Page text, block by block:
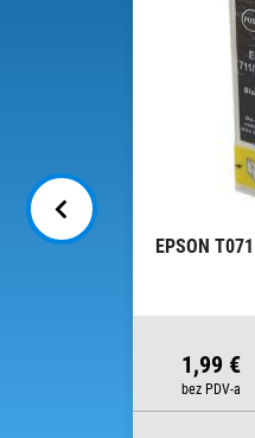
TINTA
EPSON
1,99 €